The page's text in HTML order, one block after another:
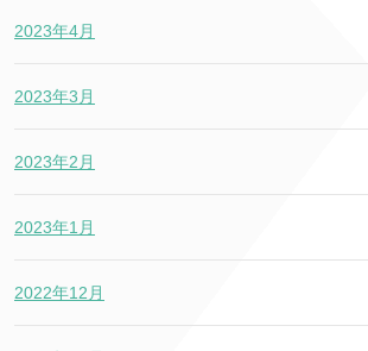
2023年4月
2023年3月
2023年2月
2023年1月
2022年12月